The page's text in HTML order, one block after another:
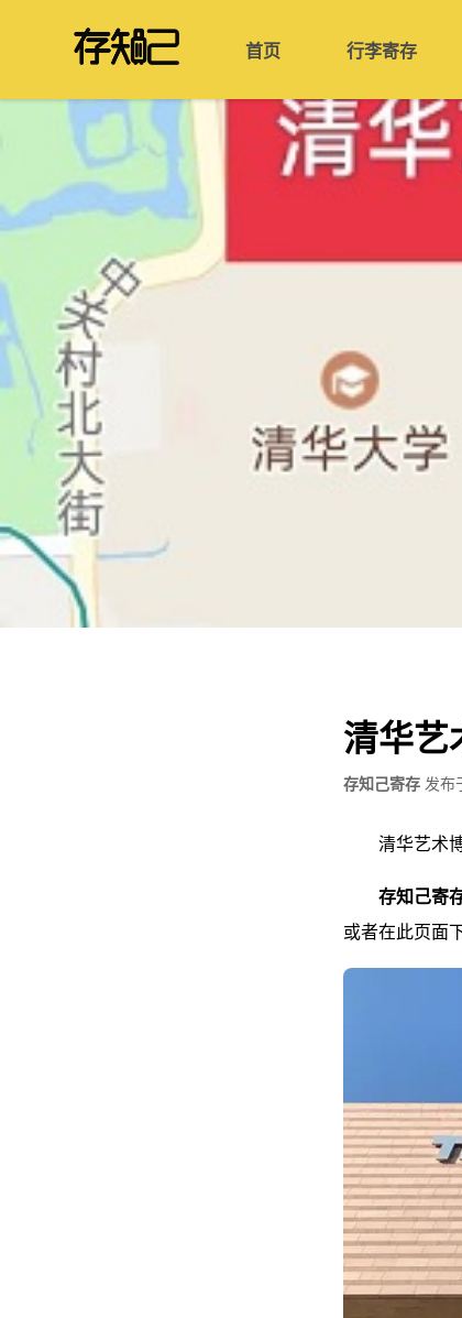
首页 行李寄存
清华艺
存知己寄存 发布
清华艺术
存知己寄
或者在此页面